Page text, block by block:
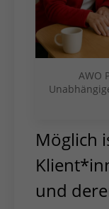
AWO
Möglich
und